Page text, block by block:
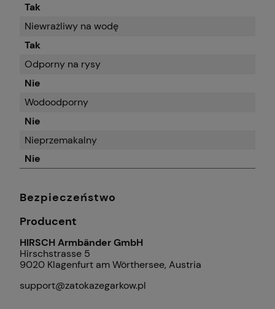
Tak
Niewrażliwy na wodę
Tak
Odporny na rysy
Nie
Wodoodporny
Nie
Nieprzemakalny
Nie
Bezpieczeństwo
Producent
HIRSCH Armbänder GmbH
Hirschstrasse 5
9020 Klagenfurt am Wörthersee, Austria
support@zatokazegarkow.pl